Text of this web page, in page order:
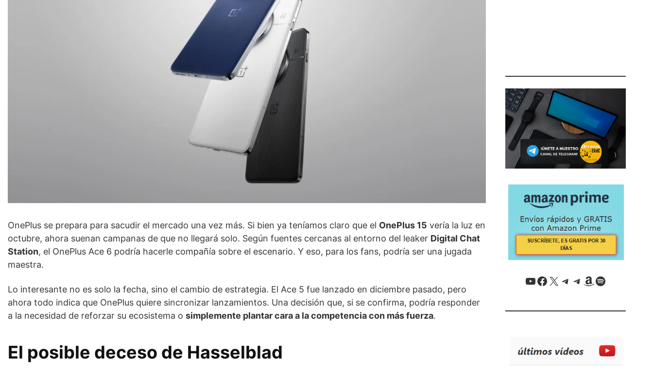
OnePlus se prepara para sacudir el mercado una vez más. Si bien ya teníamos claro que el OnePlus 15 vería la luz en
octubre, ahora suenan campanas de que no llegará solo. Según fuentes cercanas al entorno del leaker Digital Chat
Station, el OnePlus Ace 6 podría hacerle compañía sobre el escenario. Y eso, para los fans, podría ser una jugada
maestra.
Lo interesante no es solo la fecha, sino el cambio de estrategia. El Ace 5 fue lanzado en diciembre pasado, pero
ahora todo indica que OnePlus quiere sincronizar lanzamientos. Una decisión que, si se confirma, podría responder
a la necesidad de reforzar su ecosistema o simplemente plantar cara a la competencia con más fuerza.
El posible deceso de Hasselblad
YouTube
Facebook
X / Twitter
Telegram
Telegram
Amazon
Spotify